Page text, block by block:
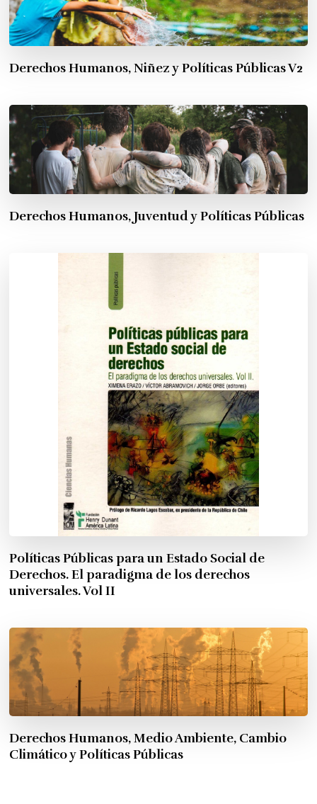
Derechos Humanos, Niñez y Políticas Públicas V2
Derechos Humanos, Juventud y Políticas Públicas
Políticas Públicas para un Estado Social de
Derechos. El paradigma de los derechos
universales. Vol II
Derechos Humanos, Medio Ambiente, Cambio
Climático y Políticas Públicas